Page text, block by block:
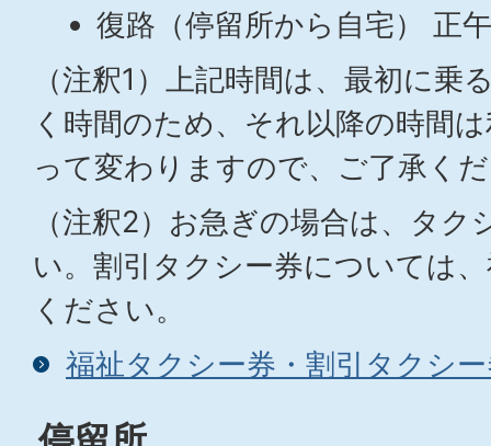
復路（停留所から自宅） 正
（注釈1）上記時間は、最初に乗
く時間のため、それ以降の時間
って変わりますので、ご了承く
（注釈2）お急ぎの場合は、タ
い。割引タクシー券については
ください。
福祉タクシー券・割引タクシ